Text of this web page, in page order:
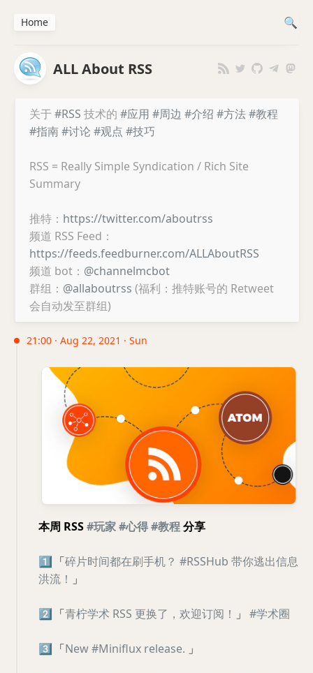
ALL About RSS
关于 #RSS 技术的 #应用 #周边 #介绍 #方法#教程
#指南#讨论 #观点 #技巧
RSS = Really Simple Syndication / Rich Site
Summary
推特： https://twitter.com/aboutrss
频道 RSS Feed：
https://feeds.feedburner.com/ALLAboutRSS
频道 bot： @channelmcbot
群组： @allaboutrss (福利：推特账号的 Retweet
会自动发至群组)
21:00 · Aug 22, 2021 · Sun
本周 RSS#玩家#心得#教程分享
1️⃣ 「碎片时间都在刷手机？ #RSSHub 带你逃出信息
洪流！ 」
2️⃣ 「青柠学术 RSS 更换了，欢迎订阅！ 」 #学术圈
3️⃣ 「New #Miniflux release. 」
Home